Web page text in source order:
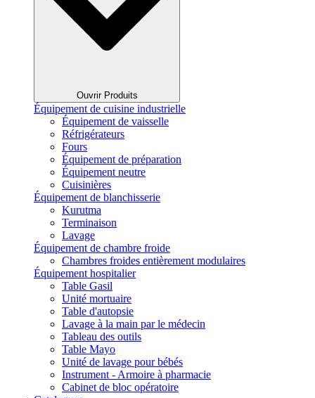
Ouvrir Produits
Équipement de cuisine industrielle
Équipement de vaisselle
Réfrigérateurs
Fours
Équipement de préparation
Équipement neutre
Cuisinières
Équipement de blanchisserie
Kurutma
Terminaison
Lavage
Équipement de chambre froide
Chambres froides entièrement modulaires
Équipement hospitalier
Table Gasil
Unité mortuaire
Table d'autopsie
Lavage à la main par le médecin
Tableau des outils
Table Mayo
Unité de lavage pour bébés
Instrument - Armoire à pharmacie
Cabinet de bloc opératoire